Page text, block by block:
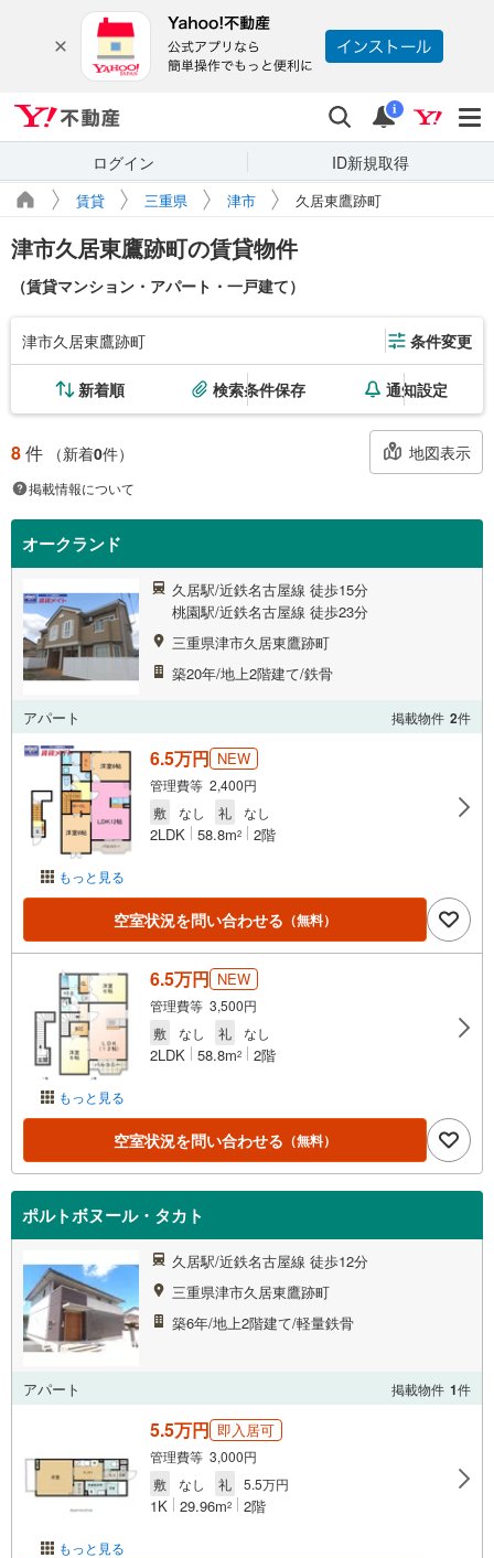
検索 通知
i
ログイン ID新規取得
賃貸 三重県 津市 久居東鷹跡町
津市久居東鷹跡町の賃貸物件
（賃貸マンション・アパート・一戸建て）
津市久居東鷹跡町 条件変更
新着順 検索条件保存 通知設定
8件 （新着0件） 地図表示
掲載情報について
オークランド
久居駅/近鉄名古屋線 徒歩15分
桃園駅/近鉄名古屋線 徒歩23分
三重県津市久居東鷹跡町
築20年/地上2階建て/鉄骨
アパート 掲載物件 2件
もっと見る
6.5万円 NEW
管理費等 2,400円
敷
なし 礼 なし
2LDK 58.8m2 2階
空室状況を問い合わせる （無料）
もっと見る
6.5万円 NEW
管理費等 3,500円
敷
なし 礼 なし
2LDK 58.8m2 2階
空室状況を問い合わせる （無料）
ポルトボヌール・タカト
久居駅/近鉄名古屋線 徒歩12分
三重県津市久居東鷹跡町
築6年/地上2階建て/軽量鉄骨
アパート 掲載物件 1件
もっと見る
5.5万円 即入居可
管理費等 3,000円
敷
なし 礼 5.5万円
1K 29.96m2 2階